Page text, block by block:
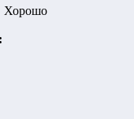
Хорошо